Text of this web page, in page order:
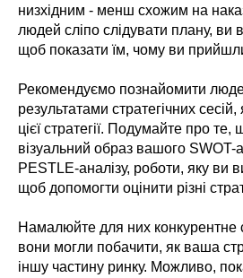
низхідним - менш схожим на
людей сліпо слідувати плану, ви
щоб показати їм, чому ви
Рекомендуємо познайомити
результатами стратегічних
цієї стратегії. Подумайте про
візуальний образ вашого SWOT-
PESTLE-аналізу, роботи, яку ви
щоб допомогти оцінити різні
Намалюйте для них
вони могли побачити, як ваша
іншу частину ринку. Можливо,